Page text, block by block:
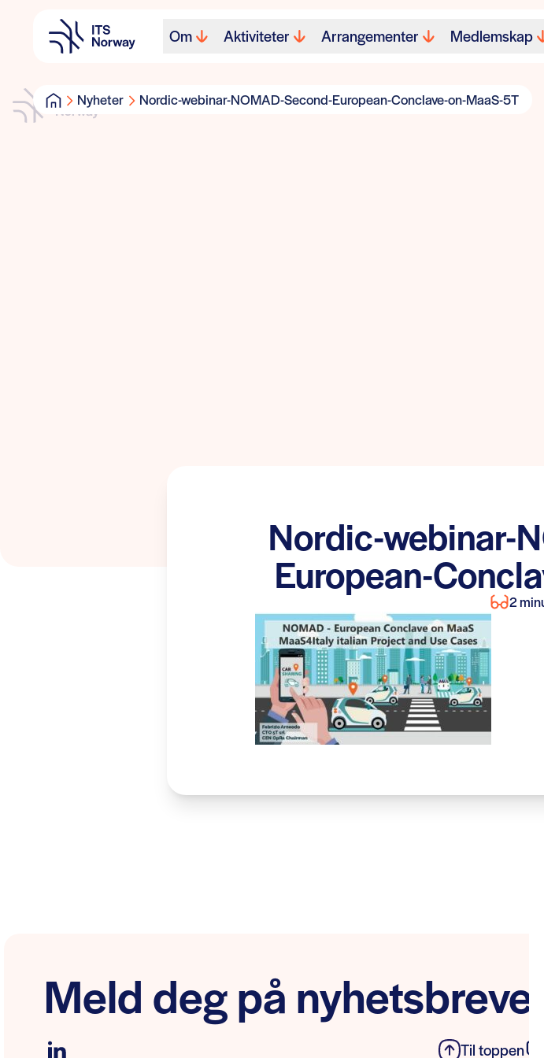
Om Aktiviteter Arrangementer Medlemskap
Nyheter Nordic-webinar-NOMAD-Second-European-Conclave-on-MaaS-5T
Nordic-webinar-
European-
2
Meld deg på
Til toppen